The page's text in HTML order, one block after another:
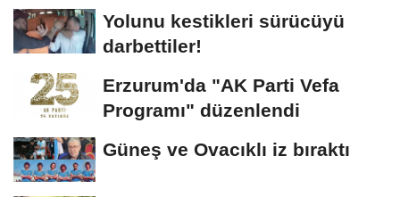
Yolunu kestikleri sürücüyü
darbettiler!
Erzurum'da "AK Parti Vefa
Programı" düzenlendi
Güneş ve Ovacıklı iz bıraktı